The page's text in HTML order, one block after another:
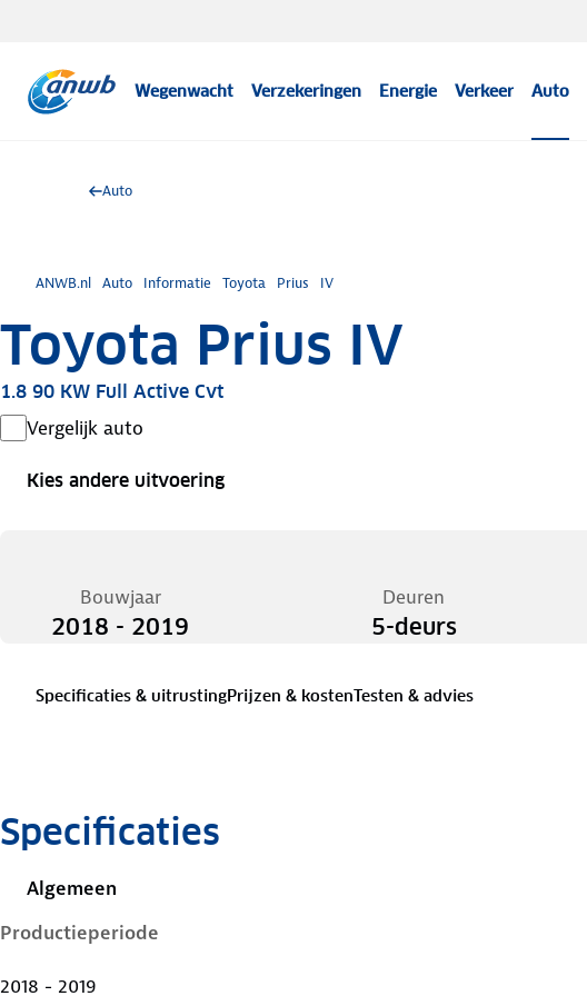
Wegenwacht Verzekeringen Energie Verkeer Auto
Auto
ANWB.nl Auto Informatie Toyota Prius IV
Toyota Prius IV
1.8 90 KW Full Active Cvt
Vergelijk auto
Kies andere uitvoering
Bouwjaar
2018 - 2019
Deuren
5-deurs
Specificaties & uitrustingPrijzen & kostenTesten & advies
Specificaties
Algemeen
Productieperiode
2018 - 2019